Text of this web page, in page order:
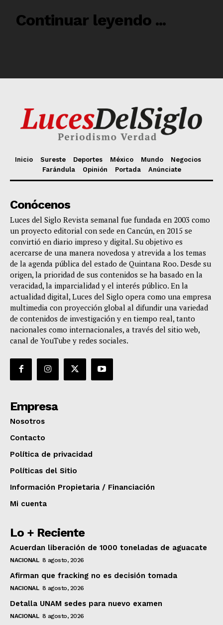
Inicio Sureste Deportes México Mundo
Negocios
Farándula
Opinión Portada Anúnciate
Conócenos
Luces del Siglo Revista semanal fue fundada en 2003 como
un proyecto editorial con sede en Cancún, en 2015 se
convirtió en diario impreso y digital. Su objetivo es
acercarse de una manera novedosa y atrevida a los temas
de la agenda pública del estado de Quintana Roo. Desde su
origen, la prioridad de sus contenidos se ha basado en la
veracidad, la imparcialidad y el interés público. En la
actualidad digital, Luces del Siglo opera como una empresa
multimedia con proyección global al difundir una variedad
de contenidos de investigación y en tiempo real, tanto
nacionales como internacionales, a través del sitio web,
canal de YouTube y redes sociales.
Empresa
Nosotros
Contacto
Política de privacidad
Políticas del Sitio
Información Propietaria / Financiación
Mi cuenta
Lo + Reciente
Acuerdan liberación de 1000 toneladas de aguacate
NACIONAL 8 agosto, 2026
Afirman que fracking no es decisión tomada
NACIONAL 8 agosto, 2026
Detalla UNAM sedes para nuevo examen
NACIONAL 8 agosto, 2026